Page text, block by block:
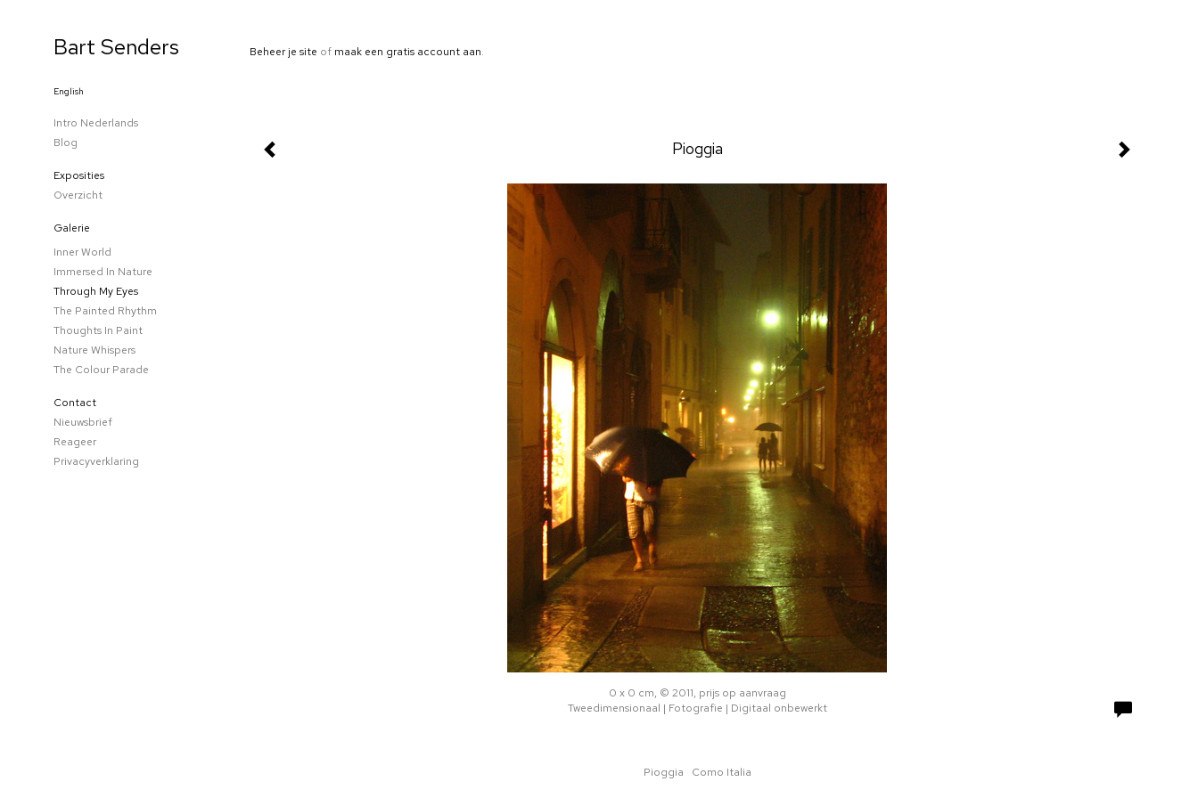
Beheer je site of maak een gratis account aan.
Pioggia
0 x 0 cm, © 2011, prijs op aanvraag
Tweedimensionaal | Fotografie | Digitaal onbewerkt
Pioggia Como Italia
Bart Senders
English
Intro Nederlands
Blog
Exposities
Overzicht
Galerie
Inner World
Immersed In Nature
Through My Eyes
The Painted Rhythm
Thoughts In Paint
Nature Whispers
The Colour Parade
Contact
Nieuwsbrief
Reageer
Privacyverklaring